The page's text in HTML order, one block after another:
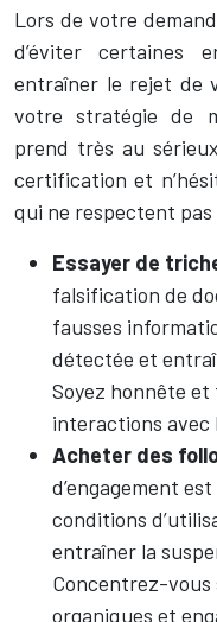
Lors de votre
d’éviter certaines
entraîner le rejet de
votre stratégie de
prend très au
certification et
qui ne respectent pas
Essayer de
falsification de
fausses
détectée et
Soyez honnête
interactions avec
Acheter des
d’engagement
conditions
entraîner la
Concentrez-vous
organiques et